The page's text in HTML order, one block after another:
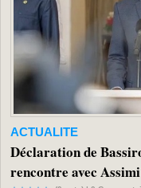
ACTUALITE
Déclaration de
rencontre avec